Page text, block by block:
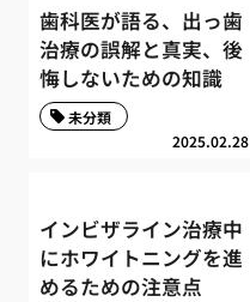
歯科医が語る、出っ歯
治療の誤解と真実、後
悔しないための知識
2025.02.28
未分類
インビザライン治療中
にホワイトニングを進
めるための注意点